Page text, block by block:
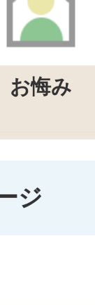
お悔み
ジ